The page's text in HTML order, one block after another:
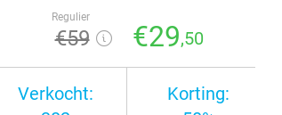
Regulier
€59 €29,50
Verkocht:
Korting: